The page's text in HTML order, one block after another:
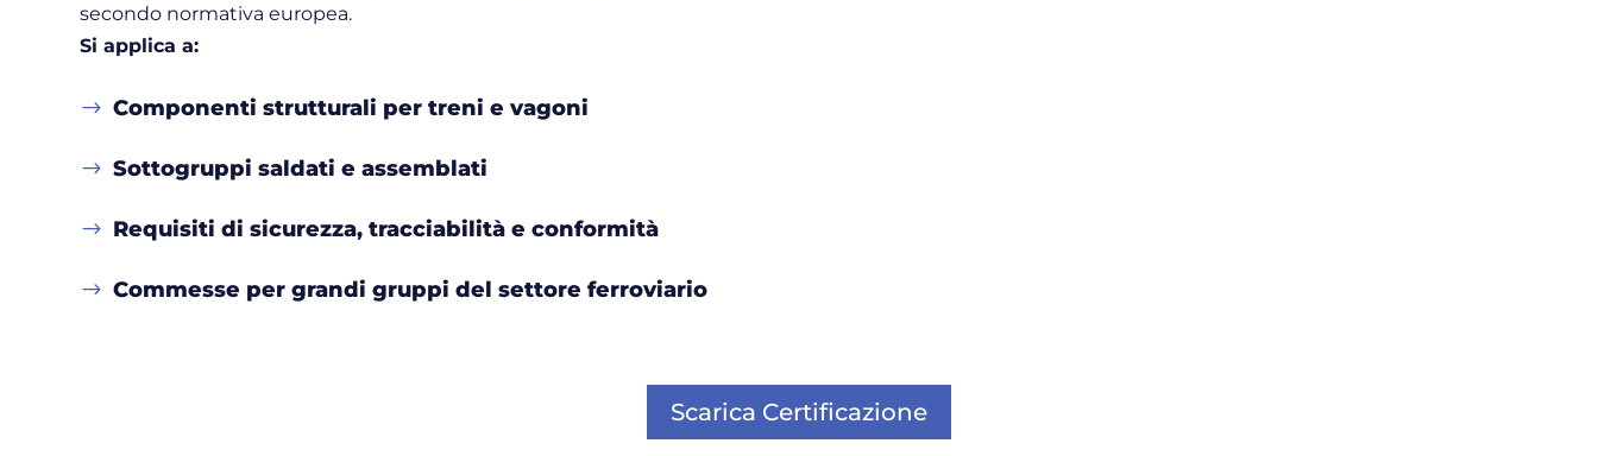
secondo normativa europea.
Si applica a:
$ Componenti strutturali per treni e vagoni
$ Sottogruppi saldati e assemblati
$ Requisiti di sicurezza, tracciabilità e conformità
$ Commesse per grandi gruppi del settore ferroviario
Scarica Certificazione